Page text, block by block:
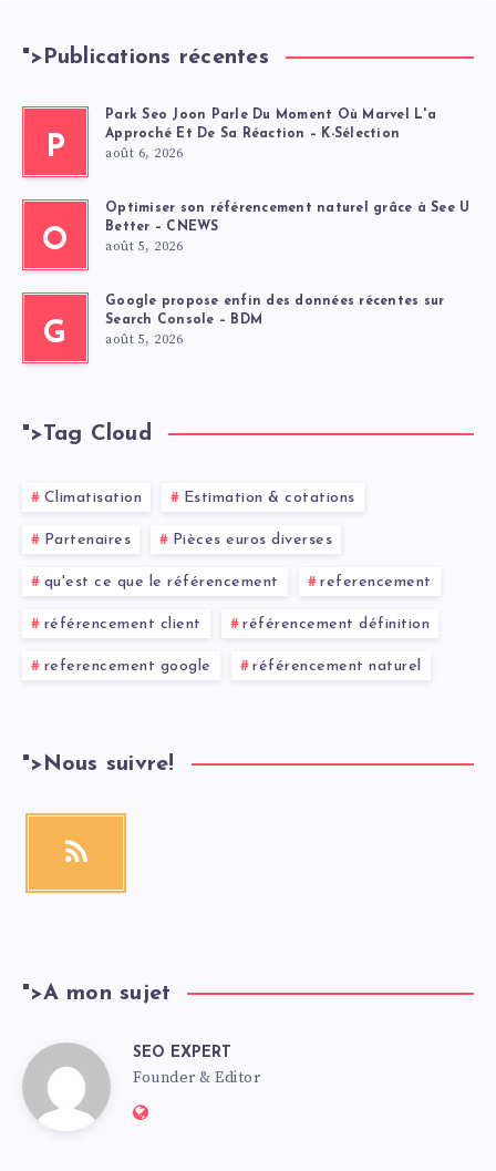
"> Publications récentes
P
Park Seo Joon Parle Du Moment Où Marvel L'a
Approché Et De Sa Réaction – K-Sélection
août 6, 2026
O
Optimiser son référencement naturel grâce à See U
Better – CNEWS
août 5, 2026
G
Google propose enfin des données récentes sur
Search Console – BDM
août 5, 2026
">Tag Cloud
Climatisation Estimation & cotations
Partenaires Pièces euros diverses
qu'est ce que le référencement referencement
référencement client référencement définition
referencement google référencement naturel
"> Nous suivre!
">A mon sujet
SEO EXPERT
Founder & Editor